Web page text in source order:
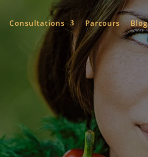
Consultations Parcours Blog